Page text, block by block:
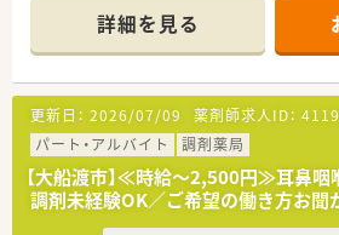
地域で腰を据えて働きたい方、全国転
門前、病院門前など幅広く経験された
新規出店も継続しており、今後の成長
店舗数が増えている今でも、社長が
ドと一緒にプレゼントがあったり、
成長を続けている今でも変わりません
◆企業ポイント
人事考課制度もしっかりしています。
ご自身で決めた目標に対してのフィー
施。管理薬剤師、エリアマネージャー
詳細を見る
更新日： 2026/07/09 薬剤師求人ID：
パート・アルバイト
調剤薬局
【大船渡市】≪時給～2,500円≫耳鼻咽
調剤未経験OK／ご希望の働き方お